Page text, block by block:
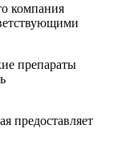
компания
препараты
предоставляет